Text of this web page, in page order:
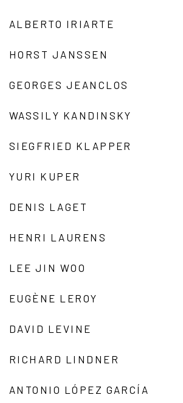
ALBERTO IRIARTE
HORST JANSSEN
GEORGES JEANCLOS
WASSILY KANDINSKY
SIEGFRIED KLAPPER
YURI KUPER
DENIS LAGET
HENRI LAURENS
LEE JIN WOO
EUGÈNE LEROY
DAVID LEVINE
RICHARD LINDNER
ANTONIO LÓPEZ GARCÍA